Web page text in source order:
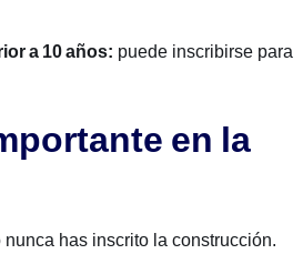
a 10 años: puede inscribirse para
en la
has inscrito la construcción.